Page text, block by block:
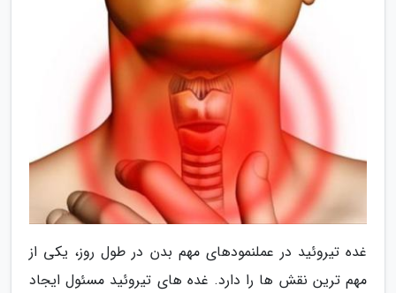
غده تیروئید در عملنمودهای مهم بدن در طول روز، یکی از
مهم ترین نقش ها را دارد. غده های تیروئید مسئول ایجاد